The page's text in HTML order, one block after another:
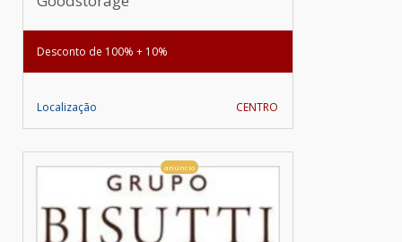
Desconto de 100% + 10%
Localização CENTRO
anúncio